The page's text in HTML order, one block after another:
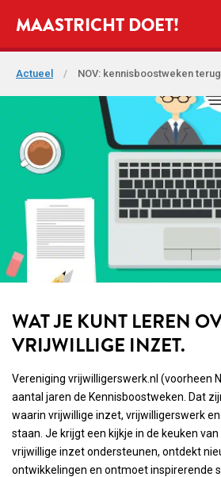
MAASTRICHT DOET!
Actueel / NOV: kennisboostweken
WAT JE KUNT LEREN
VRIJWILLIGE INZET.
Vereniging vrijwilligerswerk.nl (voorheen
aantal jaren de Kennisboostweken. Dat
waarin vrijwillige inzet, vrijwilligerswerk
staan. Je krijgt een kijkje in de keuken
vrijwillige inzet ondersteunen, ontdekt
ontwikkelingen en ontmoet inspirerende